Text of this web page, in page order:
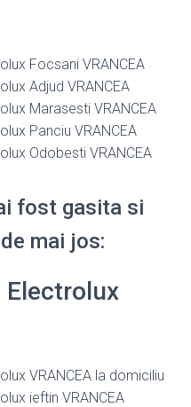
Focsani VRANCEA
Adjud VRANCEA
Marasesti VRANCEA
Panciu VRANCEA
Odobesti VRANCEA
fost gasita si
mai jos:
VRANCEA la domiciliu
ieftin VRANCEA